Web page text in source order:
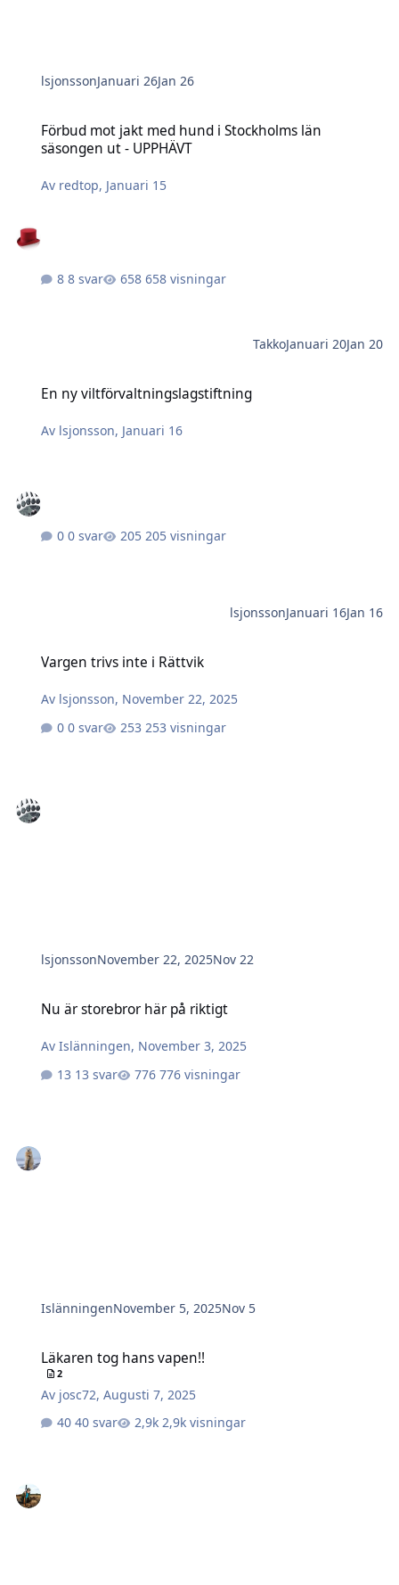
lsjonssonJanuari 26Jan 26
Förbud mot jakt med hund i Stockholms län
säsongen ut - UPPHÄVT
Av redtop, Januari 15
8 svar 658 visningar
TakkoJanuari 20Jan 20
En ny viltförvaltningslagstiftning
Av lsjonsson, Januari 16
0 svar 205 visningar
lsjonssonJanuari 16Jan 16
Vargen trivs inte i Rättvik
Av lsjonsson, November 22, 2025
0 svar
253 visningar
lsjonssonNovember 22, 2025Nov 22
Nu är storebror här på riktigt
AvIslänningen, November 3, 2025
13 svar
776 visningar
IslänningenNovember 5, 2025Nov 5
Läkaren tog hans vapen!!
2
Av josc72,Augusti 7, 2025
40 svar
2,9k visningar